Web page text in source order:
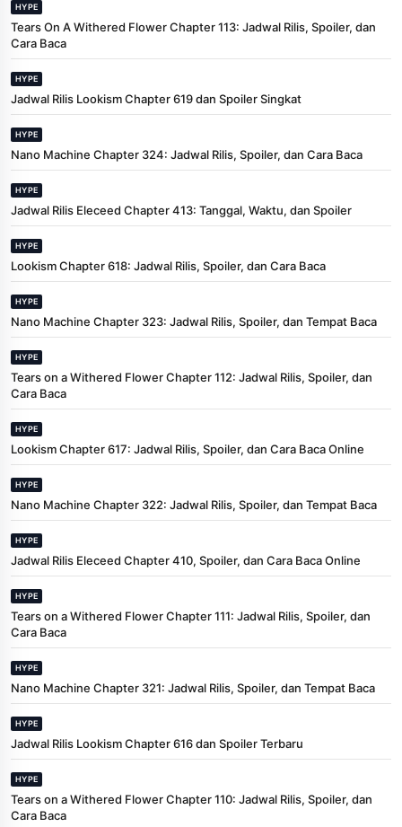
HYPE
Tears On A Withered Flower Chapter 113: Jadwal Rilis, Spoiler, dan
Cara Baca
HYPE
Jadwal Rilis Lookism Chapter 619 dan Spoiler Singkat
HYPE
Nano Machine Chapter 324: Jadwal Rilis, Spoiler, dan Cara Baca
HYPE
Jadwal Rilis Eleceed Chapter 413: Tanggal, Waktu, dan Spoiler
HYPE
Lookism Chapter 618: Jadwal Rilis, Spoiler, dan Cara Baca
HYPE
Nano Machine Chapter 323: Jadwal Rilis, Spoiler, dan Tempat Baca
HYPE
Tears on a Withered Flower Chapter 112: Jadwal Rilis, Spoiler, dan
Cara Baca
HYPE
Lookism Chapter 617: Jadwal Rilis, Spoiler, dan Cara Baca Online
HYPE
Nano Machine Chapter 322: Jadwal Rilis, Spoiler, dan Tempat Baca
HYPE
Jadwal Rilis Eleceed Chapter 410, Spoiler, dan Cara Baca Online
HYPE
Tears on a Withered Flower Chapter 111: Jadwal Rilis, Spoiler, dan
Cara Baca
HYPE
Nano Machine Chapter 321: Jadwal Rilis, Spoiler, dan Tempat Baca
HYPE
Jadwal Rilis Lookism Chapter 616 dan Spoiler Terbaru
HYPE
Tears on a Withered Flower Chapter 110: Jadwal Rilis, Spoiler, dan
Cara Baca